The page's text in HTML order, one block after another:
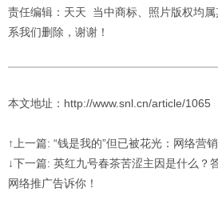
责任编辑：天天 当中商标、照片版权均
系我们删除，谢谢！
本文地址：http://www.snl.cn/article/1065
↑上一篇: “钱是我的”但已被花光：网络营销
↓下一篇: 英红九号春茶苦涩主因是什么？
网络推广告诉你！